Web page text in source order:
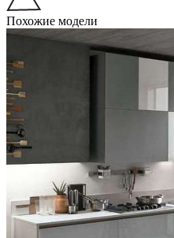
Похожие модели